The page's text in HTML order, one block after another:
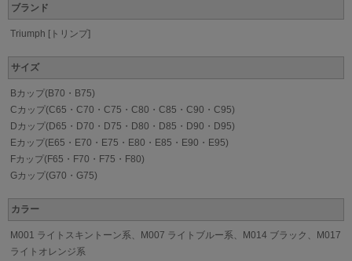
ブランド
Triumph [トリンプ]
サイズ
Bカップ(B70・B75)
Cカップ(C65・C70・C75・C80・C85・C90・C95)
Dカップ(D65・D70・D75・D80・D85・D90・D95)
Eカップ(E65・E70・E75・E80・E85・E90・E95)
Fカップ(F65・F70・F75・F80)
Gカップ(G70・G75)
カラー
M001 ライトスキントーン系、M007 ライトブルー系、M014 ブラック、M017
ライトオレンジ系